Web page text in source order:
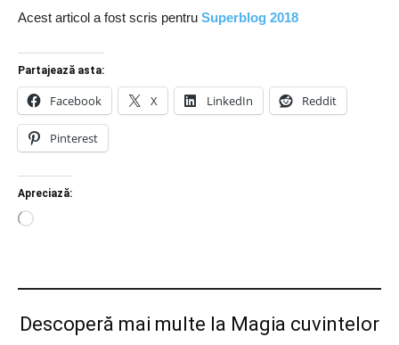
Acest articol a fost scris pentru Superblog 2018
Partajează asta:
Facebook X LinkedIn Reddit
Pinterest
Apreciază:
Încarc...
Descoperă mai multe la Magia cuvintelor